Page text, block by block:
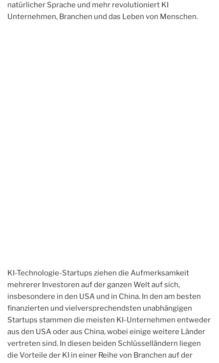
natürlicher Sprache und mehr revolutioniert KI
Unternehmen, Branchen und das Leben von Menschen.
KI-Technologie-Startups ziehen die Aufmerksamkeit
mehrerer Investoren auf der ganzen Welt auf sich,
insbesondere in den USA und in China. In den am besten
finanzierten und vielversprechendsten unabhängigen
Startups stammen die meisten KI-Unternehmen entweder
aus den USA oder aus China, wobei einige weitere Länder
vertreten sind. In diesen beiden Schlüsselländern liegen
die Vorteile der KI in einer Reihe von Branchen auf der